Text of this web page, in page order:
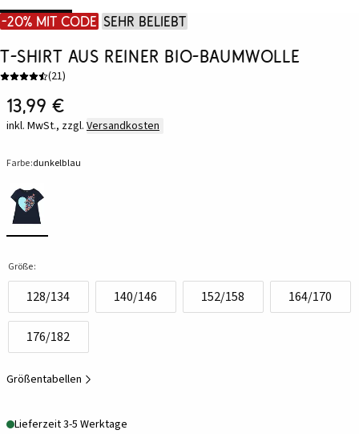
-20% mit Code Sehr beliebt
T-Shirt aus reiner Bio-Baumwolle
(21)
13,99 €
inkl. MwSt., zzgl. Versandkosten
Farbe:dunkelblau
Größe:
128/134 140/146 152/158 164/170
176/182
Größentabellen
Lieferzeit 3-5 Werktage